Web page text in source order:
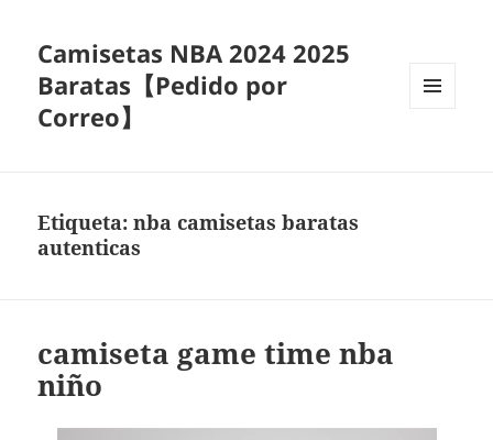
Camisetas NBA 2024 2025
Baratas【Pedido por
Correo】
Etiqueta:nba camisetas baratas
autenticas
camiseta game time nba
niño